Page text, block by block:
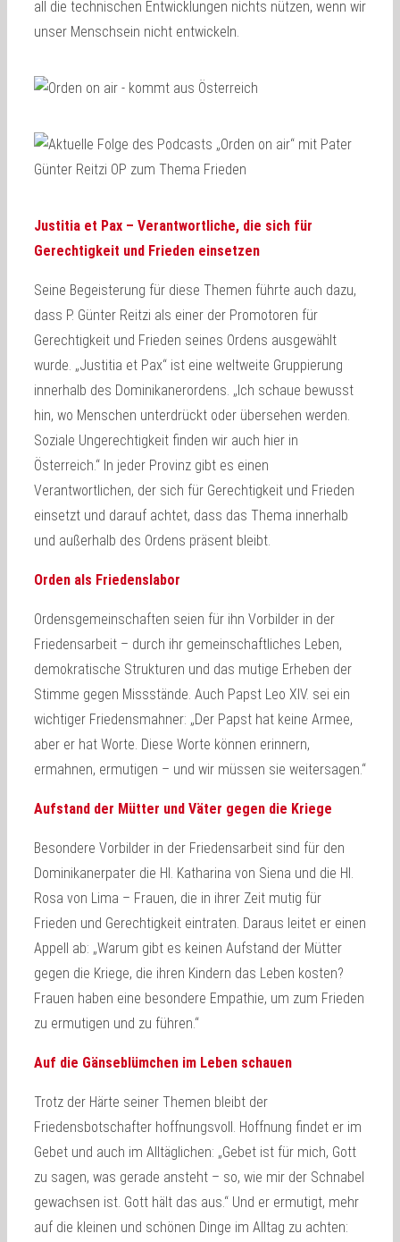
all die technischen Entwicklungen nichts nützen, wenn wir
unser Menschsein nicht entwickeln.
Justitia et Pax – Verantwortliche, die sich für
Gerechtigkeit und Frieden einsetzen
Seine Begeisterung für diese Themen führte auch dazu,
dass P. Günter Reitzi als einer der Promotoren für
Gerechtigkeit und Frieden seines Ordens ausgewählt
wurde. „Justitia et Pax“ ist eine weltweite Gruppierung
innerhalb des Dominikanerordens. „Ich schaue bewusst
hin, wo Menschen unterdrückt oder übersehen werden.
Soziale Ungerechtigkeit finden wir auch hier in
Österreich.“ In jeder Provinz gibt es einen
Verantwortlichen, der sich für Gerechtigkeit und Frieden
einsetzt und darauf achtet, dass das Thema innerhalb
und außerhalb des Ordens präsent bleibt.
Orden als Friedenslabor
Ordensgemeinschaften seien für ihn Vorbilder in der
Friedensarbeit – durch ihr gemeinschaftliches Leben,
demokratische Strukturen und das mutige Erheben der
Stimme gegen Missstände. Auch Papst Leo XIV. sei ein
wichtiger Friedensmahner: „Der Papst hat keine Armee,
aber er hat Worte. Diese Worte können erinnern,
ermahnen, ermutigen – und wir müssen sie weitersagen.“
Aufstand der Mütter und Väter gegen die Kriege
Besondere Vorbilder in der Friedensarbeit sind für den
Dominikanerpater die Hl. Katharina von Siena und die Hl.
Rosa von Lima – Frauen, die in ihrer Zeit mutig für
Frieden und Gerechtigkeit eintraten. Daraus leitet er einen
Appell ab: „Warum gibt es keinen Aufstand der Mütter
gegen die Kriege, die ihren Kindern das Leben kosten?
Frauen haben eine besondere Empathie, um zum Frieden
zu ermutigen und zu führen.“
Auf die Gänseblümchen im Leben schauen
Trotz der Härte seiner Themen bleibt der
Friedensbotschafter hoffnungsvoll. Hoffnung findet er im
Gebet und auch im Alltäglichen: „Gebet ist für mich, Gott
zu sagen, was gerade ansteht – so, wie mir der Schnabel
gewachsen ist. Gott hält das aus.“ Und er ermutigt, mehr
auf die kleinen und schönen Dinge im Alltag zu achten: